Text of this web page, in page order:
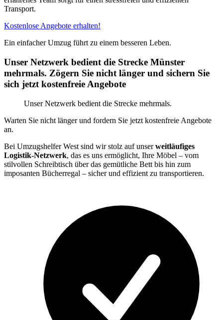
Transport.
Kostenlose Angebote erhalten!
Ein einfacher Umzug führt zu einem besseren Leben.
Unser Netzwerk bedient die Strecke Münster
mehrmals. Zögern Sie nicht länger und sichern Sie
sich jetzt kostenfreie Angebote
Unser Netzwerk bedient die Strecke mehrmals.
Warten Sie nicht länger und fordern Sie jetzt kostenfreie Angebote
an.
Bei Umzugshelfer West sind wir stolz auf unserweitläufiges
Logistik-Netzwerk, das es uns ermöglicht, Ihre Möbel – vom
stilvollen Schreibtisch über das gemütliche Bett bis hin zum
imposanten Bücherregal – sicher und effizient zu transportieren.